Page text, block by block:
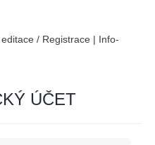
/ Registrace | Info-
ÚČET